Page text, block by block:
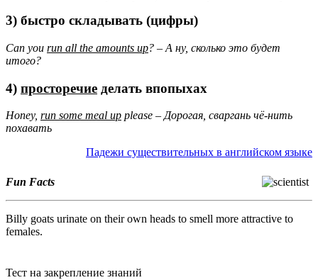
3) быстро складывать (цифры)
Can you run all the amounts up? – А ну, сколько это будет
итого?
4) просторечие делать впопыхах
Honey, run some meal up please – Дорогая, сваргань чё-нить
похавать
Падежи существительных в английском языке
Fun Facts
Billy goats urinate on their own heads to smell more attractive to
females.
Тест на закрепление знаний